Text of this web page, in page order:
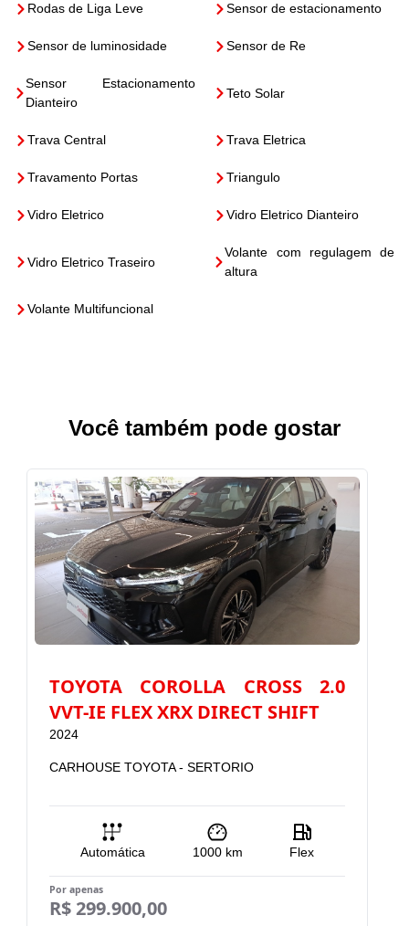
Rodas de Liga Leve Sensor de estacionamento
Sensor de luminosidade Sensor de Re
Sensor Estacionamento
Dianteiro
Teto Solar
Trava Central Trava Eletrica
Travamento Portas Triangulo
Vidro Eletrico Vidro Eletrico Dianteiro
Vidro Eletrico Traseiro
Volante com regulagem de
altura
Volante Multifuncional
Você também pode gostar
TOYOTA COROLLA CROSS 2.0
VVT-IE FLEX XRX DIRECT SHIFT
2024
CARHOUSE TOYOTA - SERTORIO
Automática 1000km Flex
Por apenas
R$ 299.900,00